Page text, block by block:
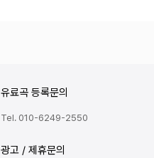
유료곡 등록문의
Tel. 010-6249-2550
광고 / 제휴문의